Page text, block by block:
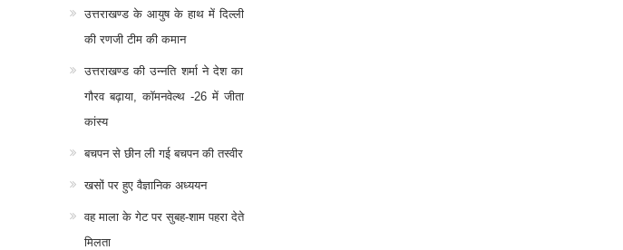
उत्तराखण्ड के आयुष के हाथ में दिल्ली
की रणजी टीम की कमान
उत्तराखण्ड की उन्नति शर्मा ने देश का
गौरव बढ़ाया, कॉमनवेल्थ -26 में जीता
कांस्य
बचपन से छीन ली गई बचपन की तस्वीर
खसों पर हुए वैज्ञानिक अध्ययन
वह माला के गेट पर सुबह-शाम पहरा देते
मिलता